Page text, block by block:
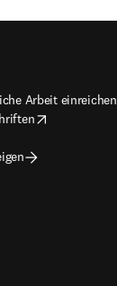
Arbeit einreichen